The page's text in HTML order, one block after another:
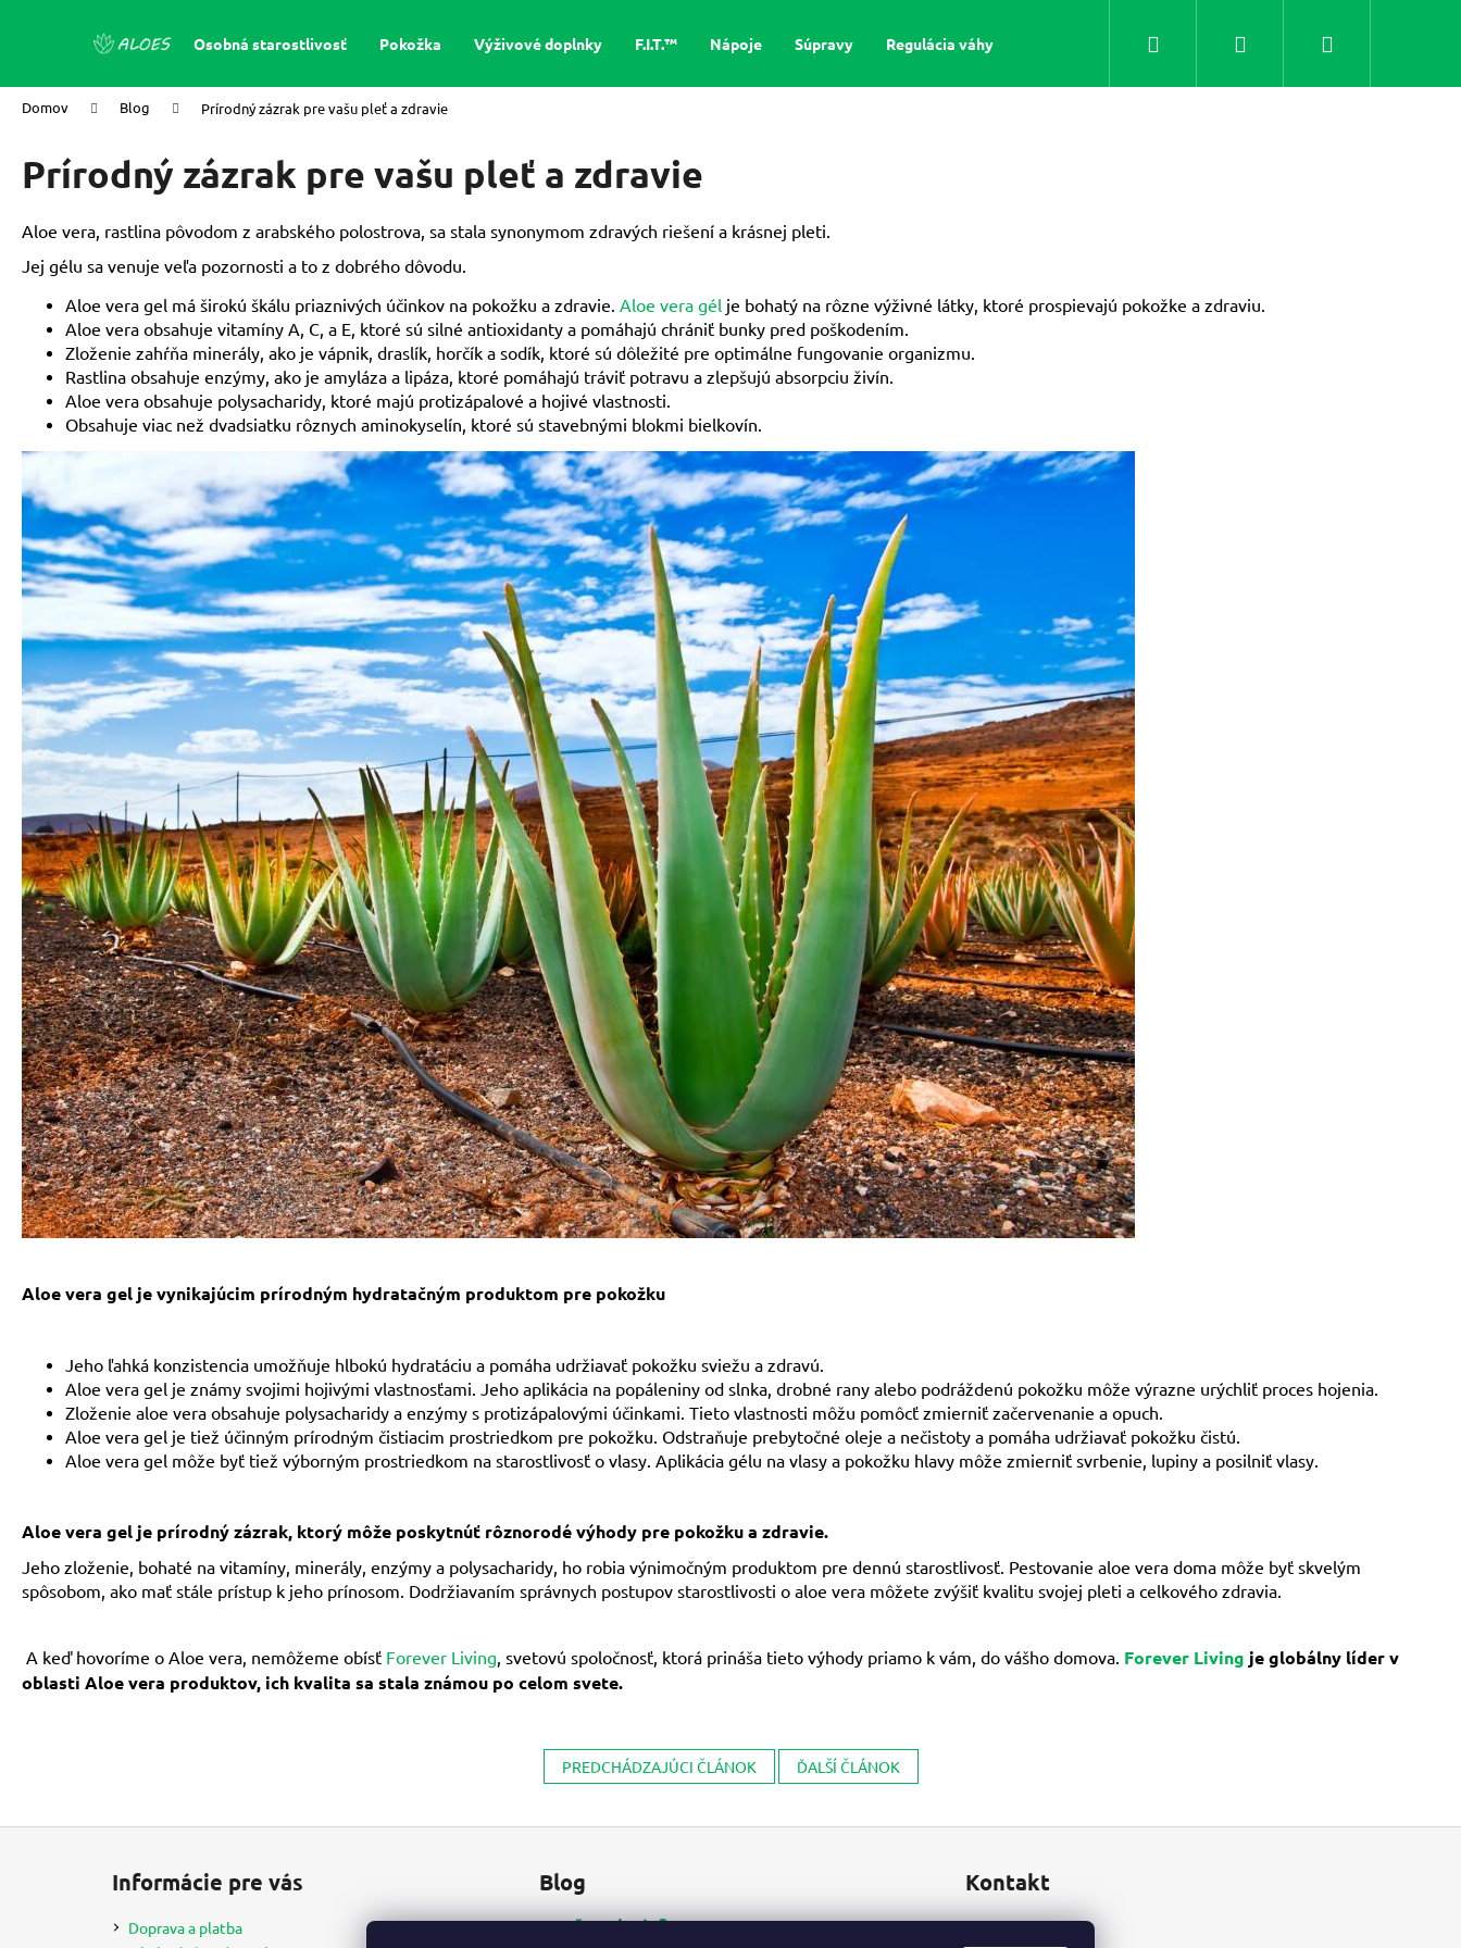
Osobná starostlivosť Pokožka Výživové doplnky F.I.T.™ Nápoje Súpravy Regulácia váhy Prihlásenie
Domov Blog Prírodný zázrak pre vašu pleť a zdravie
Prírodný zázrak pre vašu pleť a zdravie
Aloe vera, rastlina pôvodom z arabského polostrova, sa stala synonymom zdravých riešení a krásnej pleti.
Jej gélu sa venuje veľa pozornosti a to z dobrého dôvodu.
Aloe vera gel má širokú škálu priaznivých účinkov na pokožku a zdravie. Aloe vera gél je bohatý na rôzne výživné látky, ktoré prospievajú pokožke a zdraviu.
Aloe vera obsahuje vitamíny A, C, a E, ktoré sú silné antioxidanty a pomáhajú chrániť bunky pred poškodením.
Zloženie zahŕňa minerály, ako je vápnik, draslík, horčík a sodík, ktoré sú dôležité pre optimálne fungovanie organizmu.
Rastlina obsahuje enzýmy, ako je amyláza a lipáza, ktoré pomáhajú tráviť potravu a zlepšujú absorpciu živín.
Aloe vera obsahuje polysacharidy, ktoré majú protizápalové a hojivé vlastnosti.
Obsahuje viac než dvadsiatku rôznych aminokyselín, ktoré sú stavebnými blokmi bielkovín.
Aloe vera gel je vynikajúcim prírodným hydratačným produktom pre pokožku
Jeho ľahká konzistencia umožňuje hlbokú hydratáciu a pomáha udržiavať pokožku sviežu a zdravú.
Aloe vera gel je známy svojimi hojivými vlastnosťami. Jeho aplikácia na popáleniny od slnka, drobné rany alebo podráždenú pokožku môže výrazne urýchliť proces hojenia.
Zloženie aloe vera obsahuje polysacharidy a enzýmy s protizápalovými účinkami. Tieto vlastnosti môžu pomôcť zmierniť začervenanie a opuch.
Aloe vera gel je tiež účinným prírodným čistiacim prostriedkom pre pokožku. Odstraňuje prebytočné oleje a nečistoty a pomáha udržiavať pokožku čistú.
Aloe vera gel môže byť tiež výborným prostriedkom na starostlivosť o vlasy. Aplikácia gélu na vlasy a pokožku hlavy môže zmierniť svrbenie, lupiny a posilniť vlasy.
Aloe vera gel je prírodný zázrak, ktorý môže poskytnúť rôznorodé výhody pre pokožku a zdravie.
Jeho zloženie, bohaté na vitamíny, minerály, enzýmy a polysacharidy, ho robia výnimočným produktom pre dennú starostlivosť. Pestovanie aloe vera doma môže byť skvelým
spôsobom, ako mať stále prístup k jeho prínosom. Dodržiavaním správnych postupov starostlivosti o aloe vera môžete zvýšiť kvalitu svojej pleti a celkového zdravia.
A keď hovoríme o Aloe vera, nemôžeme obísť Forever Living , svetovú spoločnosť, ktorá prináša tieto výhody priamo k vám, do vášho domova. Forever Living je globálny líder v
oblasti Aloe vera produktov, ich kvalita sa stala známou po celom svete.
PREDCHÁDZAJÚCI ČLÁNOK ĎALŠÍ ČLÁNOK
í
Späť
Späť
FOREVER ALOE FIRST (473 ML) - PRVÁ
POMOCNÁ SPREJ
27,51 €
FOREVER ABSORBENT-D™ – ŽUVACÍ
VITAMÍN D S VITAMÍNOM E
17,77 €
FOREVER ALOE VERA GÉL (1 LITER) -
ČISTÝ GÉL S ALOE VERA
35,19 €
Informácie pre vás
Doprava a platba
Blog
Prečo od nás?
Kontakt
info@aloes.sk